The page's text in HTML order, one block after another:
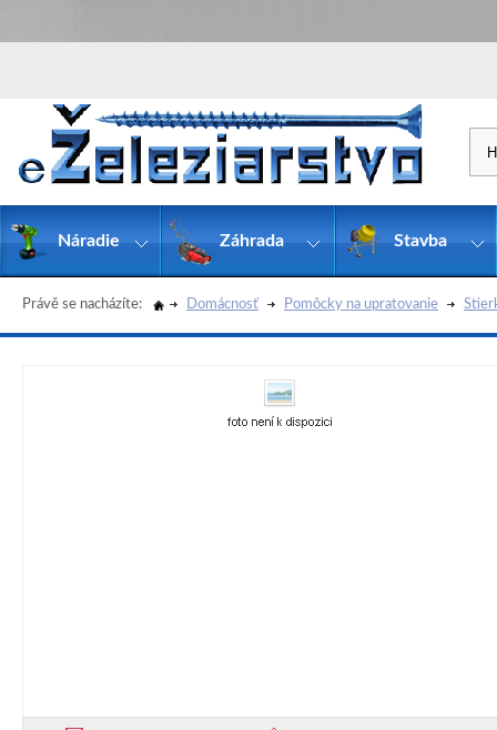
Právě se nacházíte: Domácnosť Pomôcky na upratovanie
Náradie Záhrada Stavba